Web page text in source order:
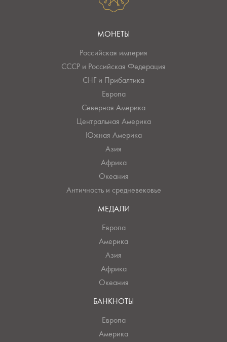
МОНЕТЫ
Российская империя
СССР и Российская Федерация
СНГ и Прибалтика
Европа
Северная Америка
Центральная Америка
Южная Америка
Азия
Африка
Океания
Античность и средневековье
МЕДАЛИ
Европа
Америка
Азия
Африка
Океания
БАНКНОТЫ
Европа
Америка